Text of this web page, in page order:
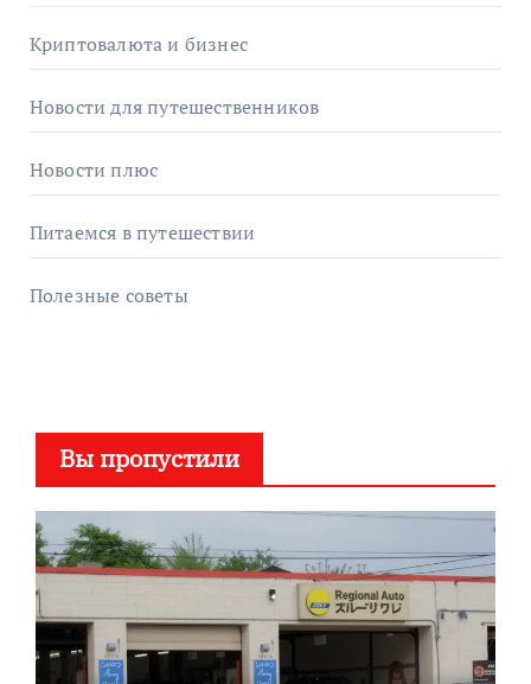
Криптовалюта и бизнес
Новости для путешественников
Новости плюс
Питаемся в путешествии
Полезные советы
Вы пропустили